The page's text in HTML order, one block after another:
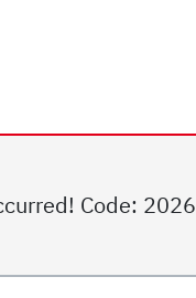
Code: